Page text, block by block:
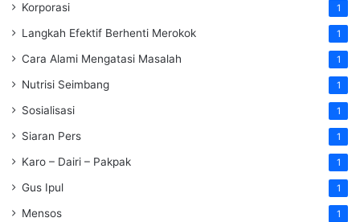
Korporasi 1
Langkah Efektif Berhenti Merokok 1
Cara Alami Mengatasi Masalah 1
Nutrisi Seimbang 1
Sosialisasi 1
Siaran Pers 1
Karo – Dairi – Pakpak 1
Gus Ipul 1
Mensos 1